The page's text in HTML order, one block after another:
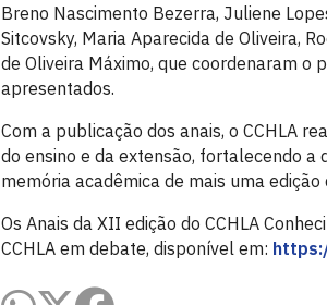
Breno Nascimento Bezerra, Juliene
Sitcovsky, Maria Aparecida de Oliveira,
de Oliveira Máximo, que coordenaram o
apresentados.
Com a publicação dos anais, o CCHLA
do ensino e da extensão, fortalecendo
memória acadêmica de mais uma
Os Anais da XII edição do CCHLA
CCHLA em debate, disponível em: